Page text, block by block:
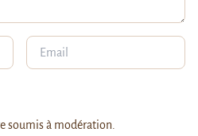
soumis à modération.